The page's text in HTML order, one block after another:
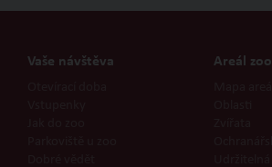
Vaše návštěva Areál zoo